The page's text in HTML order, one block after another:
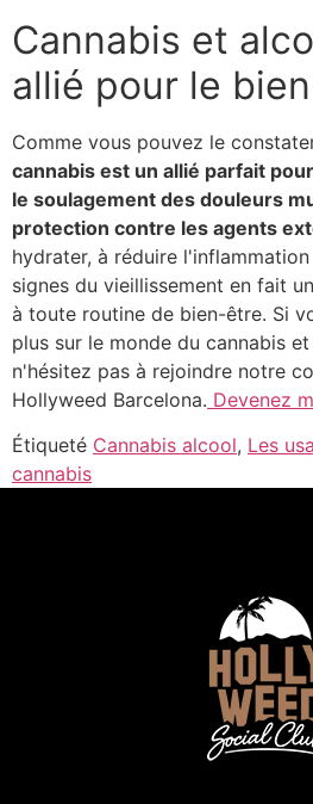
Cannabis et
allié pour le
Comme vous pouvez le
cannabis est un allié parfait
le soulagement des douleurs
protection contre les agents
hydrater, à réduire
signes du vieillissement en fait
à toute routine de bien-être. Si
plus sur le monde du cannabis
n'hésitez pas à rejoindre notre
Hollyweed Barcelona. Devenez
Étiqueté Cannabis alcool, Les
cannabis